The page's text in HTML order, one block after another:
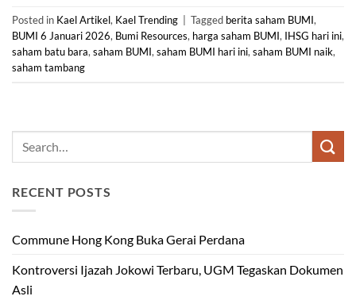
Posted in Kael Artikel, Kael Trending Tagged berita saham BUMI,
BUMI 6 Januari 2026, Bumi Resources, harga saham BUMI, IHSG hari ini,
saham batu bara, saham BUMI, saham BUMI hari ini, saham BUMI naik,
saham tambang
RECENT POSTS
Commune Hong Kong Buka Gerai Perdana
Kontroversi Ijazah Jokowi Terbaru, UGM Tegaskan Dokumen
Asli